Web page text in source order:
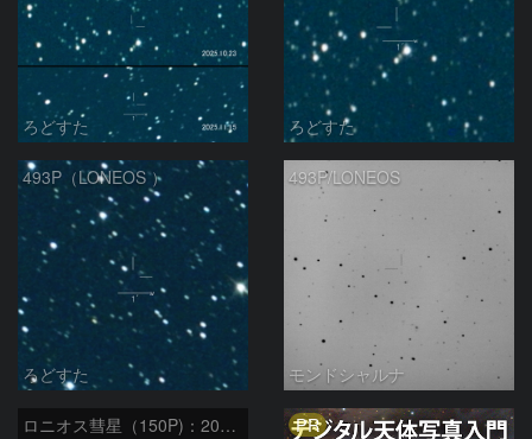
ろどすた ろどすた
493P（LONEOS ）
ろどすた
493P/LONEOS
モンドシャルナ
ロニオス彗星（150P)：2024/05/10 PR